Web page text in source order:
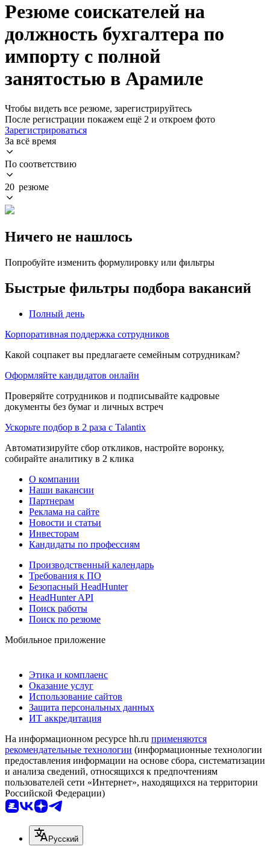
Резюме соискателей на
должность бухгалтера по
импорту с полной
занятостью в Арамиле
Чтобы видеть все резюме, зарегистрируйтесь
После регистрации покажем ещё 2 и откроем фото
Зарегистрироваться
За всё время
По соответствию
20 резюме
Ничего не нашлось
Попробуйте изменить формулировку или фильтры
Быстрые фильтры подбора вакансий
Полный день
Корпоративная поддержка сотрудников
Какой соцпакет вы предлагаете семейным сотрудникам?
Оформляйте кандидатов онлайн
Проверяйте сотрудников и подписывайте кадровые
документы без бумаг и личных встреч
Ускорьте подбор в 2 раза с Talantix
Автоматизируйте сбор откликов, настройте воронку,
собирайте аналитику в 2 клика
О компании
Наши вакансии
Партнерам
Реклама на сайте
Новости и статьи
Инвесторам
Кандидаты по профессиям
Производственный календарь
Требования к ПО
Безопасный HeadHunter
HeadHunter API
Поиск работы
Поиск по резюме
Мобильное приложение
Этика и комплаенс
Оказание услуг
Использование сайтов
Защита персональных данных
ИТ аккредитация
На информационном ресурсе hh.ru применяются
рекомендательные технологии (информационные технологии
предоставления информации на основе сбора, систематизации
и анализа сведений, относящихся к предпочтениям
пользователей сети «Интернет», находящихся на территории
Российской Федерации)
Русский